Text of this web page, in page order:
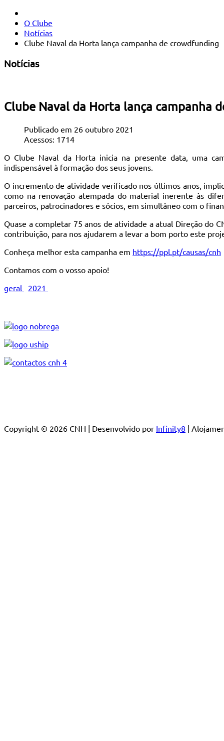
O Clube
Notícias
Clube Naval da Horta lança campanha de crowdfunding
Notícias
Clube Naval da Horta lança campanha
Publicado em 26 outubro 2021
Acessos: 1714
O Clube Naval da Horta inicia na presente data, uma
indispensável à formação dos seus jovens.
O incremento de atividade verificado nos últimos anos,
como na renovação atempada do material inerente às
parceiros, patrocinadores e sócios, em simultâneo com o
Quase a completar 75 anos de atividade a atual Direção do
contribuição, para nos ajudarem a levar a bom porto este
Conheça melhor esta campanha em https://ppl.pt/causas/cnh
Contamos com o vosso apoio!
geral
2021
Copyright © 2026 CNH | Desenvolvido por Infinity8 |